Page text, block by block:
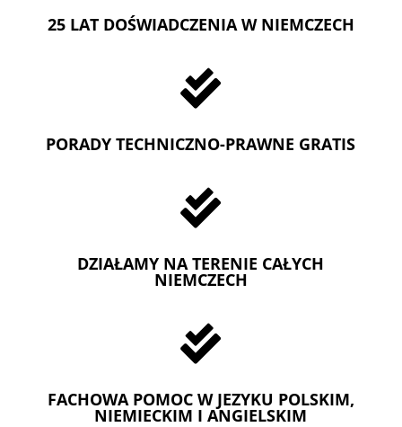
25 LAT DOŚWIADCZENIA W NIEMCZECH

PORADY TECHNICZNO-PRAWNE GRATIS

DZIAŁAMY NA TERENIE CAŁYCH
NIEMCZECH

FACHOWA POMOC W JEZYKU POLSKIM,
NIEMIECKIM I ANGIELSKIM